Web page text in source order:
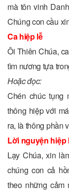
mà tôn vinh
Chúng con cầu
Ca hiệp lễ
Ôi Thiên Chúa,
tìm nương tựa
Hoặc đọc:
Chén chúc tụng
thông hiệp với
ra, là thông phần
Lời nguyện hiệp
Lạy Chúa, xin
chúng con cả
theo những cảm